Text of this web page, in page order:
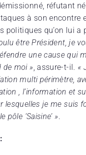
réfutant
à son encontre
politiques qu’on lui a
être Président, je
une cause qui
de moi » , assure-t-il. «
multi périmètre,
, l’information et
lesquelles je me suis
pôle ‘Saisine’ ».